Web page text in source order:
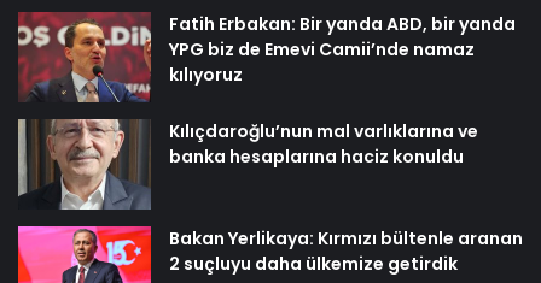
Fatih Erbakan: Bir yanda ABD, bir yanda
YPG biz de Emevi Camii’nde namaz
kılıyoruz
Kılıçdaroğlu’nun mal varlıklarına ve
banka hesaplarına haciz konuldu
Bakan Yerlikaya: Kırmızı bültenle aranan
2 suçluyu daha ülkemize getirdik